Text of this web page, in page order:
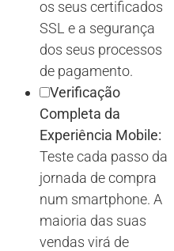
os seus certificados
SSL e a segurança
dos seus processos
de pagamento.
Verificação
Completa da
Experiência Mobile:
Teste cada passo da
jornada de compra
num smartphone. A
maioria das suas
vendas virá de